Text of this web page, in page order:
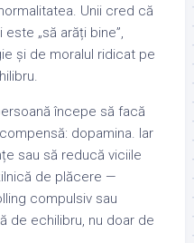
Unii cred că
„să arăți bine”,
și de moralul ridicat pe
începe să facă
dopamina. Iar
sau să reducă viciile
de plăcere —
compulsiv sau
de echilibru, nu doar de